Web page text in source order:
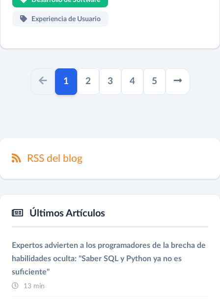
Experiencia de Usuario
1paginator.current
2 3 4 5
RSS del blog
Últimos Artículos
Expertos advierten a los programadores de la brecha de
habilidades oculta: "Saber SQL y Python ya no es
suficiente"
13 min